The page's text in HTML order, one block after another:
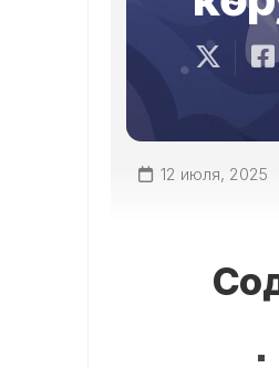
12 июля, 2025